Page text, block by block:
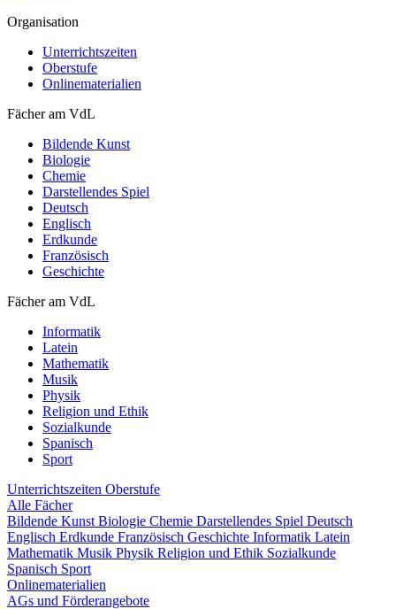
Organisation
Unterrichtszeiten
Oberstufe
Onlinematerialien
Fächer am VdL
Bildende Kunst
Biologie
Chemie
Darstellendes Spiel
Deutsch
Englisch
Erdkunde
Französisch
Geschichte
Fächer am VdL
Informatik
Latein
Mathematik
Musik
Physik
Religion und Ethik
Sozialkunde
Spanisch
Sport
Unterrichtszeiten Oberstufe
Alle Fächer
Bildende Kunst Biologie Chemie Darstellendes Spiel Deutsch
Englisch Erdkunde Französisch Geschichte Informatik Latein
Mathematik Musik Physik Religion und Ethik Sozialkunde
Spanisch Sport
Onlinematerialien
AGs und Förderangebote